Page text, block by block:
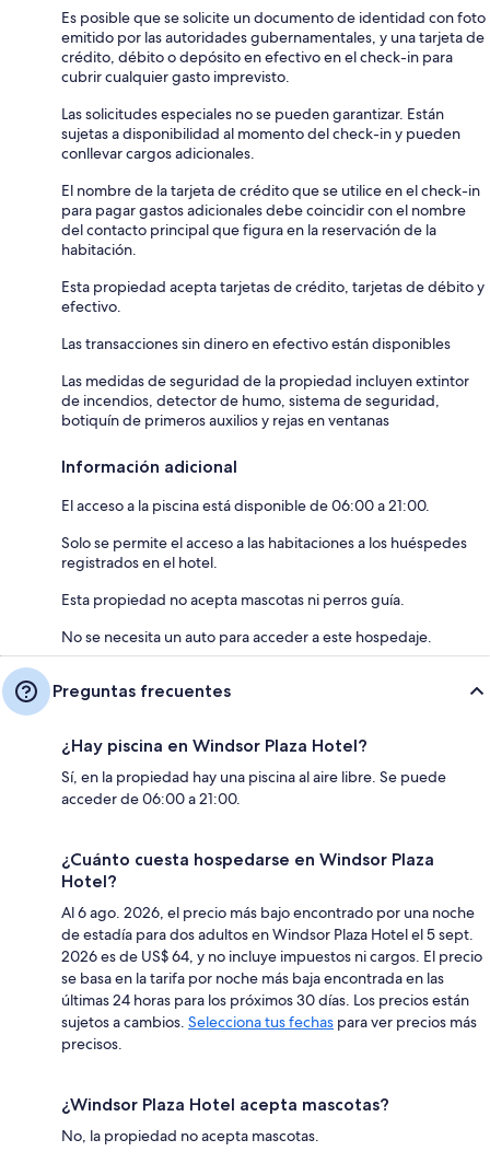
Es posible que se solicite un documento de identidad con foto
emitido por las autoridades gubernamentales, y una tarjeta de
crédito, débito o depósito en efectivo en el check-in para
cubrir cualquier gasto imprevisto.
Las solicitudes especiales no se pueden garantizar. Están
sujetas a disponibilidad al momento del check-in y pueden
conllevar cargos adicionales.
El nombre de la tarjeta de crédito que se utilice en el check-in
para pagar gastos adicionales debe coincidir con el nombre
del contacto principal que figura en la reservación de la
habitación.
Esta propiedad acepta tarjetas de crédito, tarjetas de débito y
efectivo.
Las transacciones sin dinero en efectivo están disponibles
Las medidas de seguridad de la propiedad incluyen extintor
de incendios, detector de humo, sistema de seguridad,
botiquín de primeros auxilios y rejas en ventanas
Información adicional
El acceso a la piscina está disponible de 06:00 a 21:00.
Solo se permite el acceso a las habitaciones a los huéspedes
registrados en el hotel.
Esta propiedad no acepta mascotas ni perros guía.
No se necesita un auto para acceder a este hospedaje.
Preguntas frecuentes
¿Hay piscina en Windsor Plaza Hotel?
Sí, en la propiedad hay una piscina al aire libre. Se puede
acceder de 06:00 a 21:00.
¿Cuánto cuesta hospedarse en Windsor Plaza
Hotel?
Al 6 ago. 2026, el precio más bajo encontrado por una noche
de estadía para dos adultos en Windsor Plaza Hotel el 5 sept.
2026 es de US$ 64, y no incluye impuestos ni cargos. El precio
se basa en la tarifa por noche más baja encontrada en las
últimas 24 horas para los próximos 30 días. Los precios están
sujetos a cambios. Selecciona tus fechas para ver precios más
precisos.
¿Windsor Plaza Hotel acepta mascotas?
No, la propiedad no acepta mascotas.